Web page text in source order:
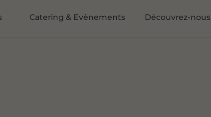
Catering & Evènements Découvrez-nous